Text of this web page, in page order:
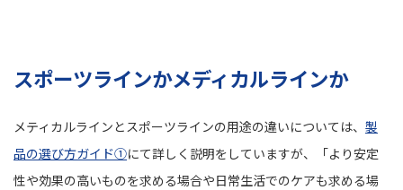
スポーツラインかメディカルラインか
メティカルラインとスポーツラインの用途の違いについては、 製
品の選び方ガイド①にて詳しく説明をしていますが、「より安定
性や効果の高いものを求める場合や日常生活でのケアも求める場